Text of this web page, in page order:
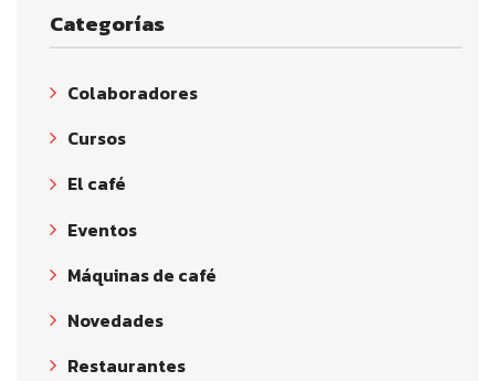
Categorías
Colaboradores
Cursos
El café
Eventos
Máquinas de café
Novedades
Restaurantes